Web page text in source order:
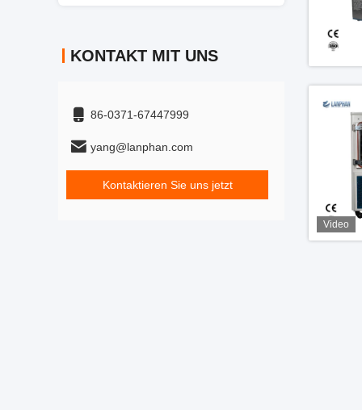
KONTAKT MIT UNS
86-0371-67447999
yang@lanphan.com
Kontaktieren Sie uns jetzt
Video